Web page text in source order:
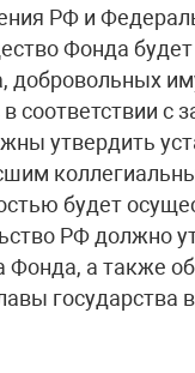
РФ и
Фонда
соответствии с
утвердить
будет
РФ должно
Фонда, а также
государства